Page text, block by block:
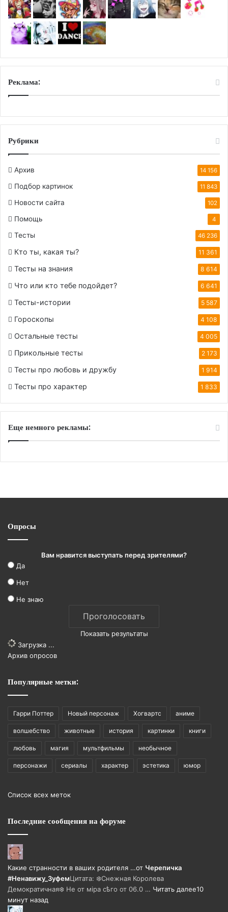
Реклама:
Рубрики
Архив 14 156
Подбор картинок 11 843
Новости сайта 102
Помощь 4
Тесты 46 236
Кто ты, какая ты? 11 361
Тесты на знания 8 614
Что или кто тебе подойдет? 6 641
Тесты-истории 5 587
Гороскопы 4 108
Остальные тесты 4 005
Прикольные тесты 2 173
Тесты про любовь и дружбу 1 914
Тесты про характер 1 833
Еще немного рекламы:
Опросы
Вам нравится выступать перед зрителями?
Да
Нет
Не знаю
Показать результаты
Загрузка ...
Архив опросов
Популярные метки:
Гарри Поттер Новый персонаж Хогвартс аниме
волшебство животные история картинки книги
любовь магия мультфильмы необычное
персонажи сериалы характер эстетика юмор
Список всех меток
Последние сообщения на форуме
Какие странности в ваших родителя …от Черепичка
#Ненавижу_ЗуфемЦитата: ❄️Снежная Королева
Демократичная❄️ Не от мiра сѣго от 06.0 … Читать далее10
минут назад